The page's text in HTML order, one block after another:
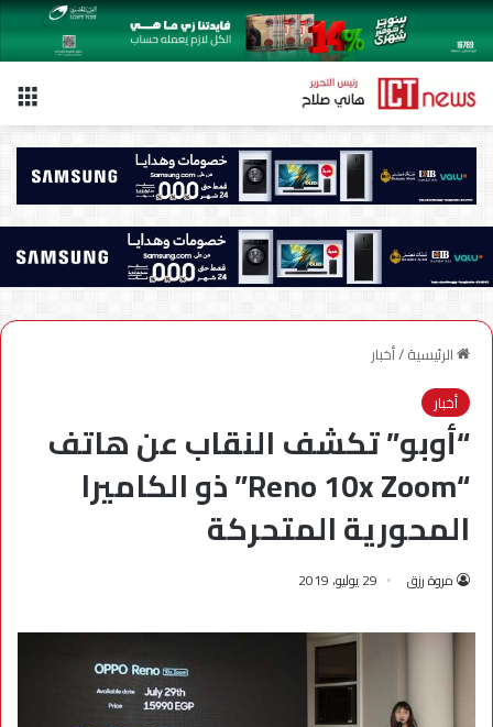
الرئيسية/أخبار
أخبار
“أوبو” تكشف النقاب عن هاتف
“Reno 10x Zoom” ذو الكاميرا
المحورية المتحركة
مروة رزق 29 يوليو، 2019